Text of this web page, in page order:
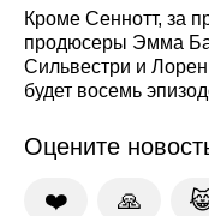
Кроме Сеннотт, за
продюсеры Эмма
Сильвестри и
будет восемь
Оцените
❤️ 🙏